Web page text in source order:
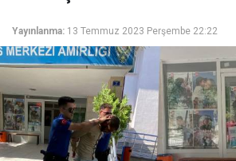
Yayınlanma: 13 Temmuz 2023 Perşembe 22:22